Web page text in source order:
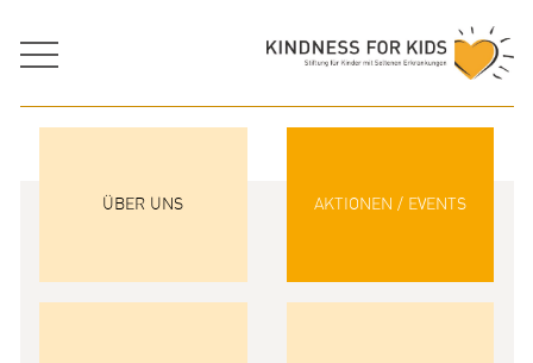
ÜBER UNS AKTIONEN / EVENTS